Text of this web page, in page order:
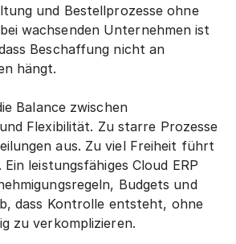
und Bestellprozesse ohne
wachsenden Unternehmen ist
Beschaffung nicht an
hängt.
Balance zwischen
Flexibilität. Zu starre Prozesse
aus. Zu viel Freiheit führt
leistungsfähiges Cloud ERP
Budgets und
dass Kontrolle entsteht, ohne
zu verkomplizieren.